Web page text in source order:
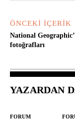
ÖNCEKI İÇERIK
National
fotoğrafları
YAZARDAN
FORUM